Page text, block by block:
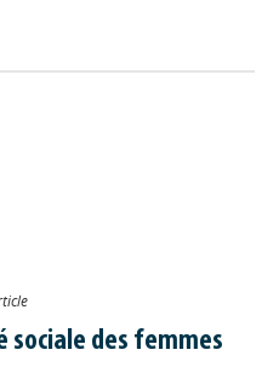
sociale des femmes